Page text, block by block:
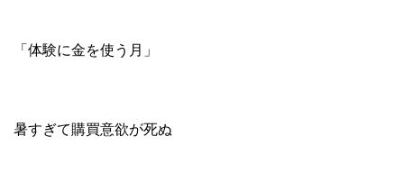
「体験に金を使う月」
暑すぎて購買意欲が死ぬ